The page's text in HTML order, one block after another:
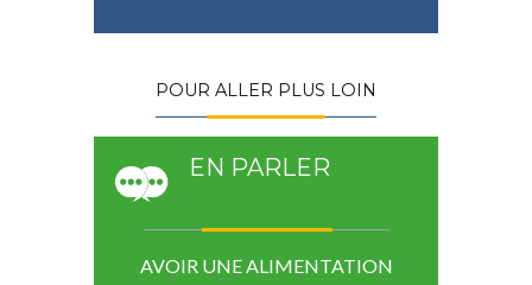
POUR ALLER PLUS LOIN
EN PARLER
AVOIR UNE ALIMENTATION